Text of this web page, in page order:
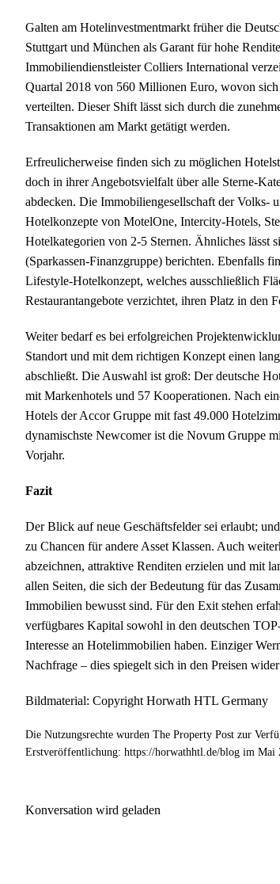
Galten am Hotelinvestmentmarkt früher die
Stuttgart und München als Garant für hohe
Immobiliendienstleister Colliers International
Quartal 2018 von 560 Millionen Euro, wovon
verteilten. Dieser Shift lässt sich durch die
Transaktionen am Markt getätigt werden.
Erfreulicherweise finden sich zu möglichen
doch in ihrer Angebotsvielfalt über alle Sterne-
abdecken. Die Immobiliengesellschaft der Volks-
Hotelkonzepte von MotelOne, Intercity-Hotels,
Hotelkategorien von 2-5 Sternen. Ähnliches lässt
(Sparkassen-Finanzgruppe) berichten. Ebenfalls
Lifestyle-Hotelkonzept, welches ausschließlich
Restaurantangebote verzichtet, ihren Platz in den
Weiter bedarf es bei erfolgreichen
Standort und mit dem richtigen Konzept einen
abschließt. Die Auswahl ist groß: Der deutsche
mit Markenhotels und 57 Kooperationen. Nach
Hotels der Accor Gruppe mit fast 49.000
dynamischste Newcomer ist die Novum Gruppe
Vorjahr.
Fazit
Der Blick auf neue Geschäftsfelder sei erlaubt;
zu Chancen für andere Asset Klassen. Auch
abzeichnen, attraktive Renditen erzielen und mit
allen Seiten, die sich der Bedeutung für das
Immobilien bewusst sind. Für den Exit stehen
verfügbares Kapital sowohl in den deutschen
Interesse an Hotelimmobilien haben. Einziger
Nachfrage – dies spiegelt sich in den Preisen
Bildmaterial: Copyright Horwath HTL Germany
Die Nutzungsrechte wurden The Property Post zur
Erstveröffentlichung: https://horwathhtl.de/blog im Mai
Konversation wird geladen